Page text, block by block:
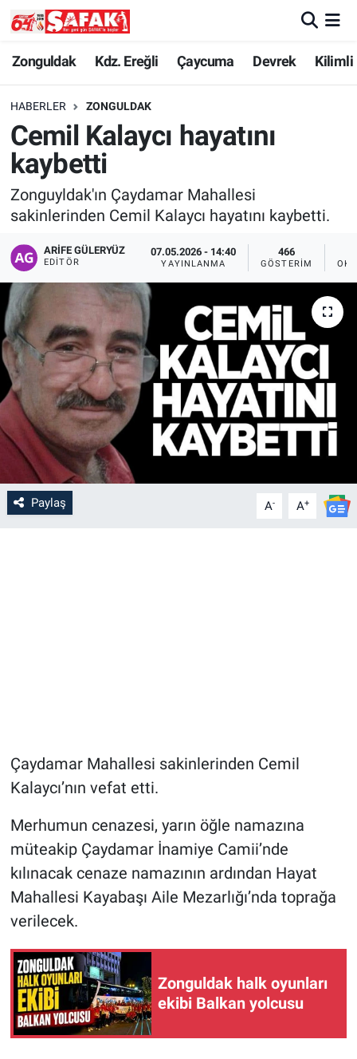
Zonguldak Kdz. Ereğli Çaycuma Devrek Kilimli
HABERLER ZONGULDAK
Cemil Kalaycı hayatını
kaybetti
Zonguyldak'ın Çaydamar Mahallesi
sakinlerinden Cemil Kalaycı hayatını kaybetti.
ARIFE GÜLERYÜZ
EDITÖR
07.05.2026 - 14:40
YAYINLANMA
466
GÖSTERIM
Paylaş A- A+
Çaydamar Mahallesi sakinlerinden Cemil
Kalaycı’nın vefat etti.
Merhumun cenazesi, yarın öğle namazına
müteakip Çaydamar İnamiye Camii’nde
kılınacak cenaze namazının ardından Hayat
Mahallesi Kayabaşı Aile Mezarlığı’nda toprağa
verilecek.
Zonguldak halk oyunları
ekibi Balkan yolcusu
Zonguldak
Kdz. Ereğli
Çaycuma
Devrek
Kilimli
Asayiş
Resmi İlan
Zonguldak Nöbetçi Eczaneler
Zonguldak Hava Durumu
Zonguldak Namaz Vakitleri
Zonguldak Trafik Yoğunluk Haritası
Süper Lig Puan Durumu ve Fikstür
Tüm Manşetler
Son Dakika Haberleri
Haber Arşivi